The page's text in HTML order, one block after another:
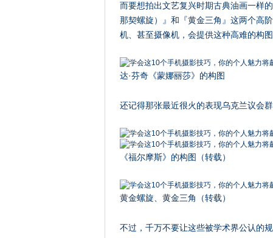
而要想拍出文艺复兴时期古典油画一样
那契螺旋）』和『黄金三角』这两个高
机、甚至摄像机，会提供这种高难的构
达·芬奇《蒙娜丽莎》的构图
还记得那张最近很火的表现乌克兰议会
《福尔摩斯》的构图（转载）
黄金螺旋、黄金三角（转载）
不过，千万不要让这些被学术界公认的